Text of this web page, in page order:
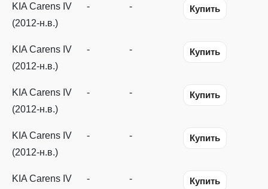
KIA Carens IV
(2012-н.в.)
- - Купить
KIA Carens IV
(2012-н.в.)
- - Купить
KIA Carens IV
(2012-н.в.)
- - Купить
KIA Carens IV
(2012-н.в.)
- - Купить
KIA Carens IV
- - Купить